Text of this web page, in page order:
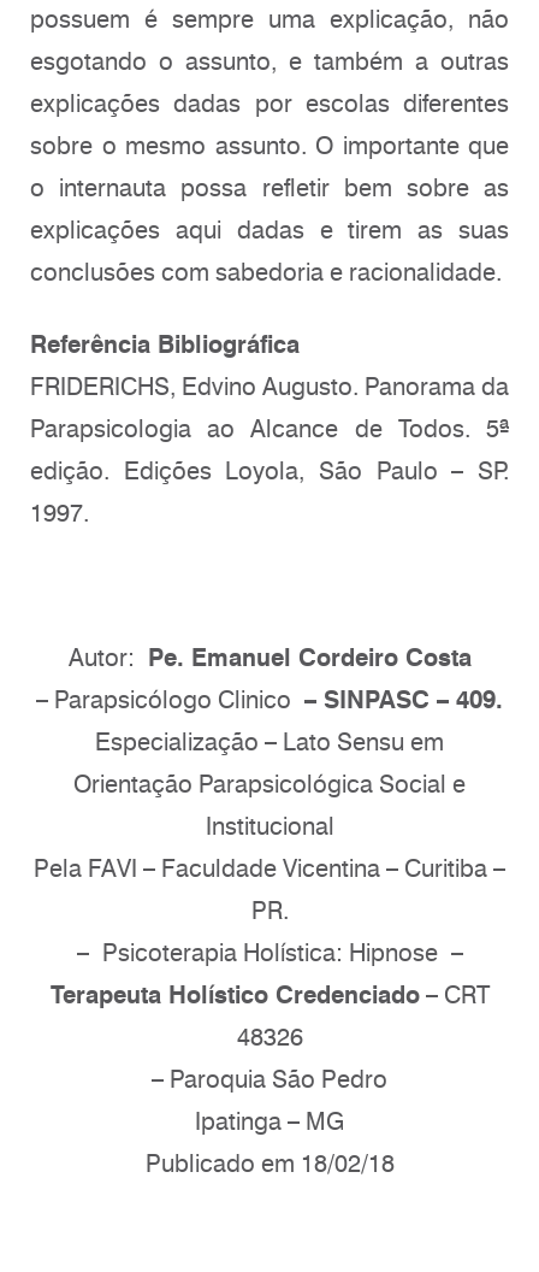
possuem é sempre uma explicação, não
esgotando o assunto, e também a outras
explicações dadas por escolas diferentes
sobre o mesmo assunto. O importante que
o internauta possa refletir bem sobre as
explicações aqui dadas e tirem as suas
conclusões com sabedoria e racionalidade.
Referência Bibliográfica
FRIDERICHS, Edvino Augusto. Panorama da
Parapsicologia ao Alcance de Todos. 5ª
edição. Edições Loyola, São Paulo – SP.
1997.
Autor: Pe. Emanuel Cordeiro Costa
– Parapsicólogo Clinico – SINPASC – 409.
Especialização – Lato Sensu em
Orientação Parapsicológica Social e
Institucional
Pela FAVI – Faculdade Vicentina – Curitiba –
PR.
– Psicoterapia Holística: Hipnose –
Terapeuta Holístico Credenciado– CRT
48326
– Paroquia São Pedro
Ipatinga – MG
Publicado em 18/02/18